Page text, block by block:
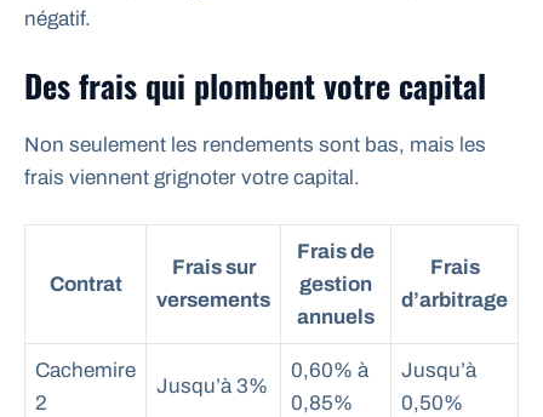
négatif.
Des frais qui plombent votre capital
Non seulement les rendements sont bas, mais les
frais viennent grignoter votre capital.
Contrat
Frais sur
versements
Frais de
gestion
annuels
Frais
d’arbitrage
Cachemire
2
Jusqu’à 3%
0,60% à
0,85%
Jusqu’à
0,50%